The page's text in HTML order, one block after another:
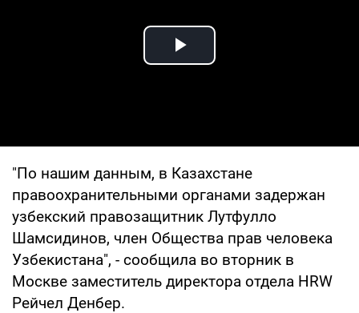
Play Video
"По нашим данным, в Казахстане
правоохранительными органами задержан
узбекский правозащитник Лутфулло
Шамсидинов, член Общества прав человека
Узбекистана", - сообщила во вторник в
Москве заместитель директора отдела HRW
Рейчел Денбер.